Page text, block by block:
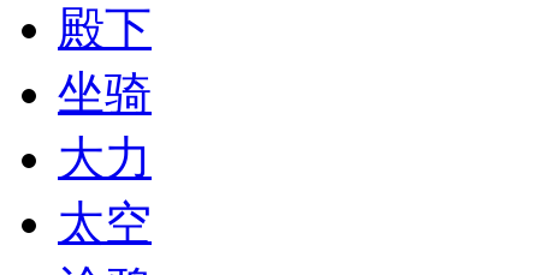
殿下
坐骑
大力
太空